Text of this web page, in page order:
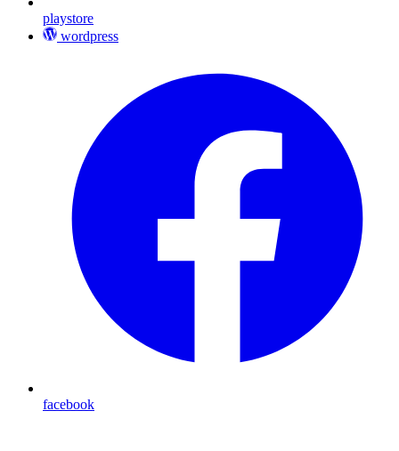
playstore
wordpress
facebook